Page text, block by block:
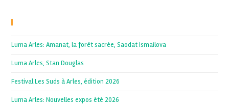
Luma Arles: Amanat, la forêt sacrée, Saodat Ismailova
Luma Arles, Stan Douglas
Festival Les Suds à Arles, édition 2026
Luma Arles: Nouvelles expos été 2026